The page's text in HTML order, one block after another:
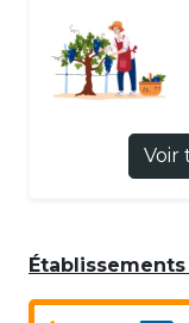
Voir